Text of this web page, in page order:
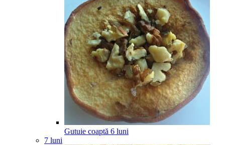
Gutuie coaptă 6 luni
7 luni